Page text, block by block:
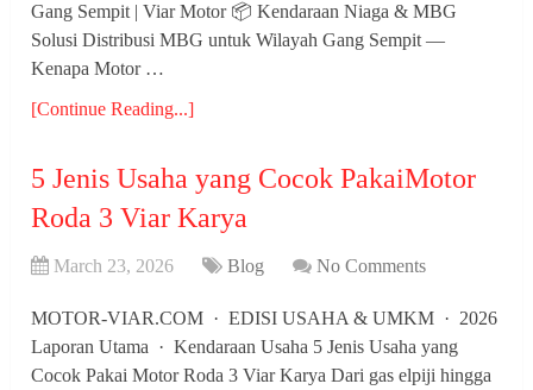
Gang Sempit | Viar Motor 📦 Kendaraan Niaga & MBG
Solusi Distribusi MBG untuk Wilayah Gang Sempit —
Kenapa Motor …
[Continue Reading...]
5 Jenis Usaha yang Cocok PakaiMotor
Roda 3 Viar Karya
March 23, 2026 Blog No Comments
MOTOR-VIAR.COM · EDISI USAHA & UMKM · 2026
Laporan Utama · Kendaraan Usaha 5 Jenis Usaha yang
Cocok Pakai Motor Roda 3 Viar Karya Dari gas elpiji hingga